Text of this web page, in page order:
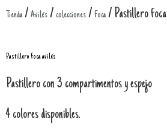
Tienda / Avilés / colecciones / Foca / Pastillero
Pastillero foca avilés
Pastillero con 3 compartimentos y espejo
4 colores disponibles.